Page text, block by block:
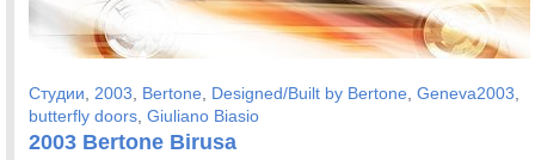
Студии 2003 Bertone Designed/Built by Bertone Geneva2003
butterfly doors Giuliano Biasio
2003 Bertone Birusa